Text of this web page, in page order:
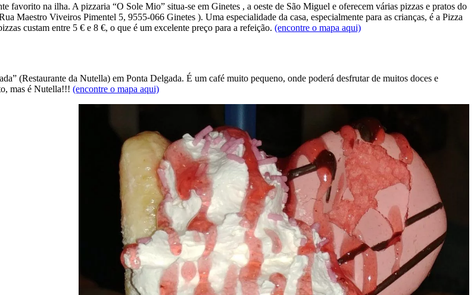
favorito na ilha. A pizzaria “O Sole Mio” situa-se em Ginetes , a oeste de São Miguel e oferecem várias pizzas e pratos do
Maestro Viveiros Pimentel 5, 9555-066 Ginetes ). Uma especialidade da casa, especialmente para as crianças, é a Pizza
custam entre 5 € e 8 €, o que é um excelente preço para a refeição. (encontre o mapa aqui)
(Restaurante da Nutella) em Ponta Delgada. É um café muito pequeno, onde poderá desfrutar de muitos doces e
mas é Nutella!!! (encontre o mapa aqui)